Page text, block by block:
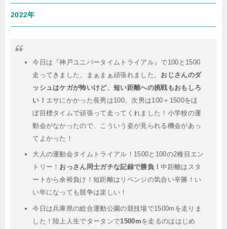
2022年
今日は『神戸ユニバータイムトライアル』で100と1500
走ってきました。まぁまぁ頑張れました。 おじさんのダ
ッシュはケガが怖いけど、短い距離への挑戦もおもしろ
い！ エサにかかった長男は100、次男は100＋1500をほ
ぼ目標タイムで頑張って走ってくれました！小学校の運
動会がなかったので、こういう姿が見られる機会があっ
てよかった！
大人の運動会タイムトライアル！1500と100の2種目エン
トリー！ おっさん同士ガチな記録で勝負！中距離はスタ
ートから余裕負け！短距離はリベンジの気合い辛勝！い
い年になっても競争は楽しい！
今日は兵庫県の総合運動公園の競技場で1500mを走りま
した！陸上人生でタータンで1500mを走るのははじめ